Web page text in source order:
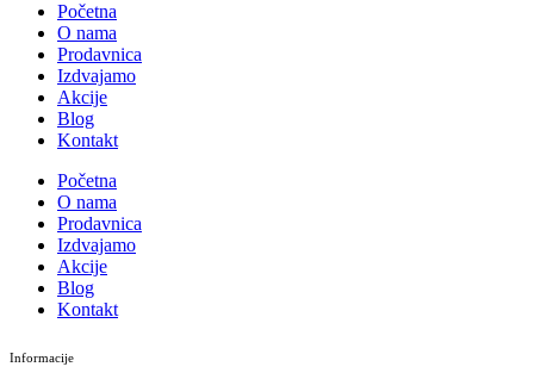
Početna
O nama
Prodavnica
Izdvajamo
Akcije
Blog
Kontakt
Početna
O nama
Prodavnica
Izdvajamo
Akcije
Blog
Kontakt
Informacije